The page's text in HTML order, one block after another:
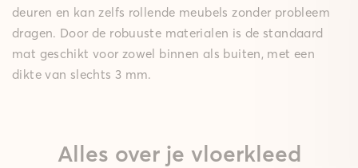
deuren en kan zelfs rollende meubels zonder probleem
dragen. Door de robuuste materialen is de standaard
mat geschikt voor zowel binnen als buiten, met een
dikte van slechts 3 mm.
Alles over je vloerkleed